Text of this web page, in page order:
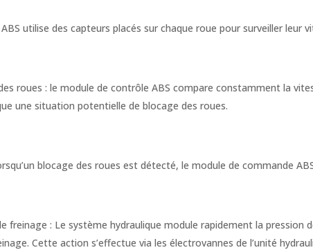
utilise des capteurs placés sur chaque roue pour surveiller leur
roues : le module de contrôle ABS compare constamment la
une situation potentielle de blocage des roues.
blocage des roues est détecté, le module de commande
freinage : Le système hydraulique module rapidement la pression
Cette action s’effectue via les électrovannes de l’unité